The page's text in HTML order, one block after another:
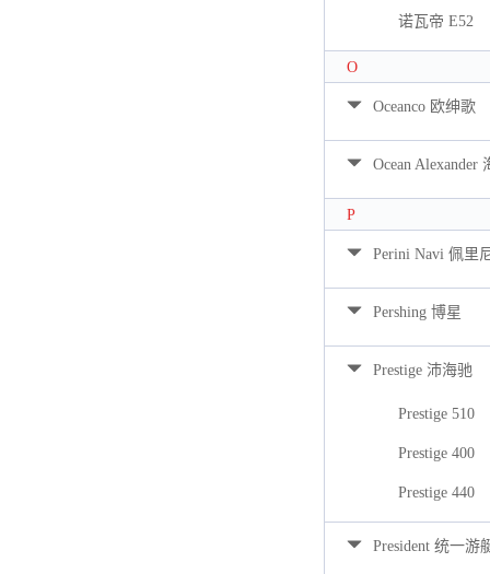
诺瓦帝 E52
O
Oceanco 欧绅歌
Ocean Alexander
P
Perini Navi 佩里
Pershing 博星
Prestige 沛海驰
Prestige 510
Prestige 400
Prestige 440
President 统一游